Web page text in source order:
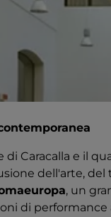
di Caracalla e il
dell'arte, del
, un
di